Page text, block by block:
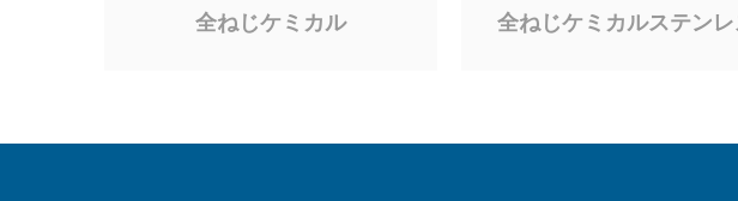
全ねじケミカル 全ねじケミカルステン